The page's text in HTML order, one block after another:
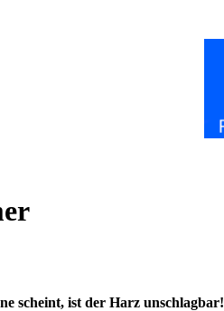
scheint, ist der Harz unschlagbar!